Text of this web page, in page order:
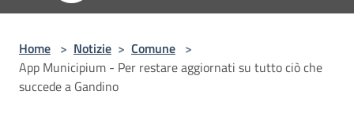
Home > Notizie > Comune >
App Municipium - Per restare aggiornati su tutto ciò che
succede a Gandino